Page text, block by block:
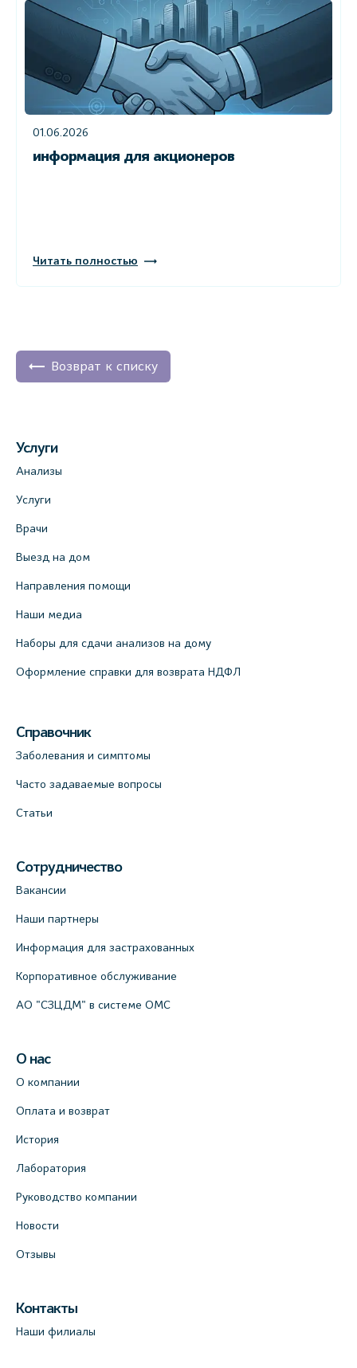
01.06.2026
информация для акционеров
Читать полностью
Возврат к списку
Услуги
Анализы
Услуги
Врачи
Выезд на дом
Направления помощи
Наши медиа
Наборы для сдачи анализов на дому
Оформление справки для возврата НДФЛ
Справочник
Заболевания и симптомы
Часто задаваемые вопросы
Статьи
Сотрудничество
Вакансии
Наши партнеры
Информация для застрахованных
Корпоративное обслуживание
АО "СЗЦДМ" в системе ОМС
О нас
О компании
Оплата и возврат
История
Лаборатория
Руководство компании
Новости
Отзывы
Контакты
Наши филиалы